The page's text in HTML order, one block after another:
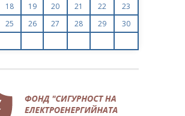
18 19 20 21 22
23
25 26 27 28 29
30